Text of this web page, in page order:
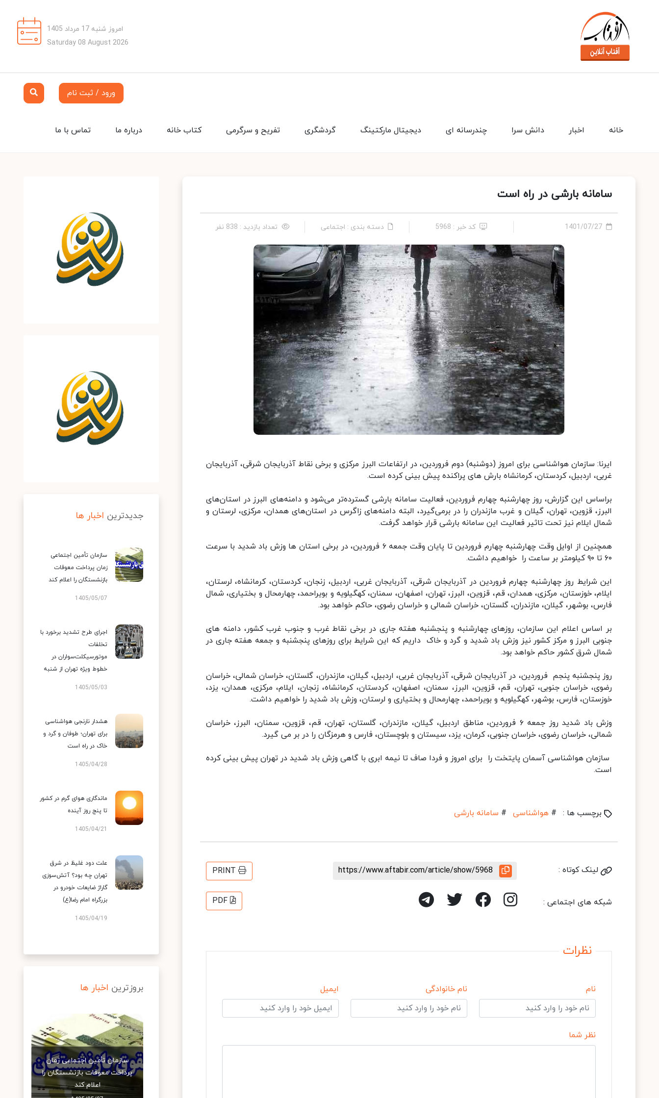
امروز شنبه 17 مرداد 1405
Saturday 08 August 2026
ورود / ثبت نام
تماس با ما درباره ما کتاب خانه تفریح و سرگرمی گردشگری دیجیتال مارکتینگ چندرسانه ای دانش سرا اخبار خانه
سامانه بارشی در راه است
1401/07/27 کد خبر : 5968 دسته بندی : اجتماعی تعداد بازدید : 838 نفر
ایرنا: سازمان هواشناسی برای امروز (دوشنبه) دوم فروردین، در ارتفاعات البرز مرکزی و برخی نقاط آذربایجان شرقی، آذربایجان
غربی، اردبیل، کردستان، کرمانشاه بارش های پراکنده پیش بینی کرده است.
براساس این گزارش،‌ روز چهارشنبه چهارم فروردین، فعالیت سامانه بارشی گسترده‌تر می‌شود و دامنه‌های البرز در استان‌های
البرز، قزوین، تهران، گیلان و غرب مازندران را در برمی‌گیرد، البته دامنه‌های زاگرس در استان‌های همدان، مرکزی، لرستان و
شمال ایلام نیز تحت تاثیر فعالیت این سامانه بارشی قرار خواهد گرفت.
همچنین از اوایل وقت چهارشنبه چهارم فروردین تا پایان وقت جمعه ۶ فروردین، در برخی استان ها وزش باد شدید با سرعت
۶۰ تا ۹۰ کیلومتر بر ساعت را خواهیم داشت.
این شرایط روز چهارشنبه چهارم فروردین در آذربایجان شرقی، آذربایجان غربی، اردبیل، زنجان، کردستان، کرمانشاه، لرستان،
ایلام، خوزستان، مرکزی، همدان، قم، قزوین، البرز، تهران، اصفهان، سمنان، کهگیلویه و بویراحمد، چهارمحال و بختیاری، شمال
فارس، بوشهر، گیلان، مازندران، گلستان، خراسان شمالی و خراسان رضوی، حاکم خواهد بود.
بر اساس اعلام این سازمان، روزهای چهارشنبه و پنجشنبه هفته جاری در برخی نقاط غرب و جنوب غرب کشور، دامنه های
جنوبی البرز و مرکز کشور نیز وزش باد شدید و گرد و خاک داریم که این شرایط برای روزهای پنجشنبه و جمعه هفته جاری در
شمال شرق کشور حاکم خواهد بود.
روز پنجشنبه پنجم فروردین، در آذربایجان شرقی، آذربایجان غربی، اردبیل، گیلان، مازندران، گلستان، خراسان شمالی، خراسان
رضوی، خراسان جنوبی، تهران، قم، قزوین، البرز، سمنان، اصفهان، کردستان، کرمانشاه، زنجان، ایلام، مرکزی، همدان، یزد،
خوزستان، فارس، بوشهر، کهگیلویه و بویراحمد، چهارمحال و بختیاری و لرستان، وزش باد شدید را خواهیم داشت.
وزش باد شدید روز جمعه ۶ فروردین، مناطق اردبیل، گیلان، مازندران، گلستان، تهران، قم، قزوین، سمنان، البرز، خراسان
شمالی، خراسان رضوی، خراسان جنوبی، کرمان، یزد، سیستان و بلوچستان، فارس و هرمزگان را در بر می گیرد.
سازمان هواشناسی آسمان پایتخت را برای امروز و فردا صاف تا نیمه ابری با گاهی وزش باد شدید در تهران پیش بینی کرده
است.
برچسب ها : # هواشناسی # سامانه بارشی
لینک کوتاه : https://www.aftabir.com/article/show/5968
PRINT
شبکه های اجتماعی : PDF
نظرات
نام نام خانوادگی ایمیل
نظر شما
جدیدترین اخبار ها
سازمان تأمین اجتماعی
زمان پرداخت معوقات
بازنشستگان را اعلام کند
1405/05/07
اجرای طرح تشدید برخورد با
تخلفات
موتورسیکلت‌سواران در
خطوط ویژه تهران از شنبه
1405/05/03
هشدار نارنجی هواشناسی
برای تهران؛ طوفان و گرد و
خاک در راه است
1405/04/28
ماندگاری هوای گرم در کشور
تا پنج روز آینده
1405/04/21
علت دود غلیظ در شرق
تهران چه بود؟ آتش‌سوزی
گاراژ ضایعات خودرو در
بزرگراه امام رضا(ع)
1405/04/19
بروزترین اخبار ها
سازمان تأمین اجتماعی زمان
پرداخت معوقات بازنشستگان را
اعلام کند